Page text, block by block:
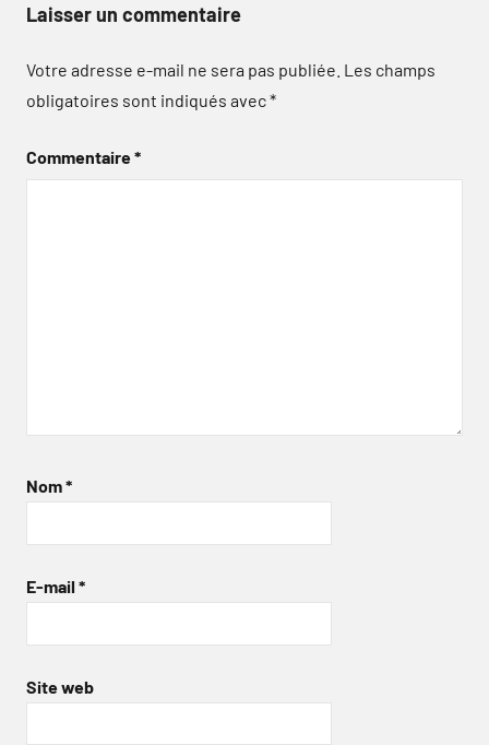
Laisser un commentaire
Votre adresse e-mail ne sera pas publiée. Les champs
obligatoires sont indiqués avec*
Commentaire*
Nom*
E-mail *
Site web